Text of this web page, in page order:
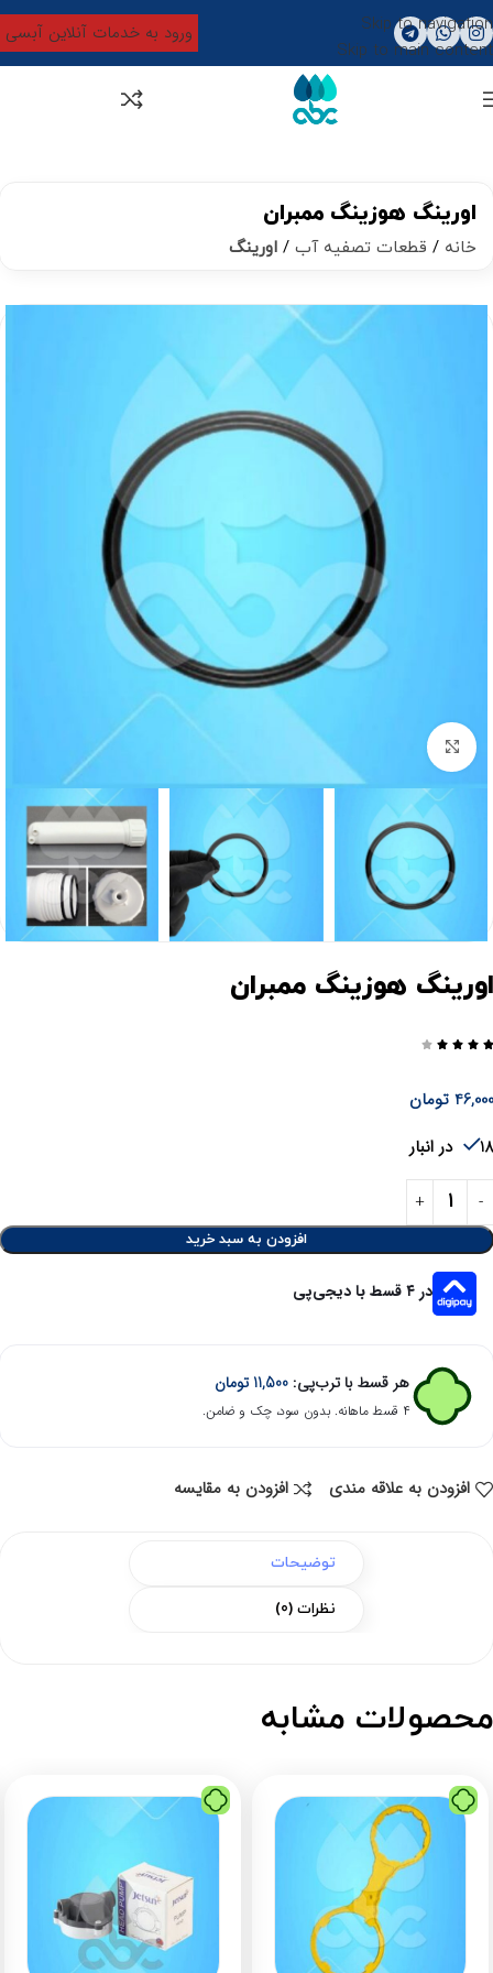
Skip to navigation
Skip to main content
ورود به خدمات آنلاین آبسی
اورینگ هوزینگ ممبران
خانه قطعات تصفیه آب اورینگ
برای بزرگنمایی کلیک کنید
هوزینگ ممبران




تومان
انبار
افزودن به سبد خرید
در ۴ قسط با دیجی‌پی
هر قسط با ترب‌پی: 11,500 تومان
۴ قسط ماهانه. بدون سود، چک و ضامن.
افزودن به علاقه مندی افزودن به مقایسه
توضیحات
نظرات (0)
محصولات مشابه